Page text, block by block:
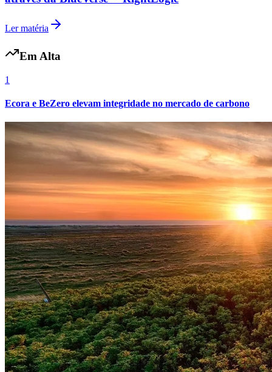
Internacional
Ler matéria
Em Alta
1
Ecora e BeZero elevam integridade no mercado de carbono